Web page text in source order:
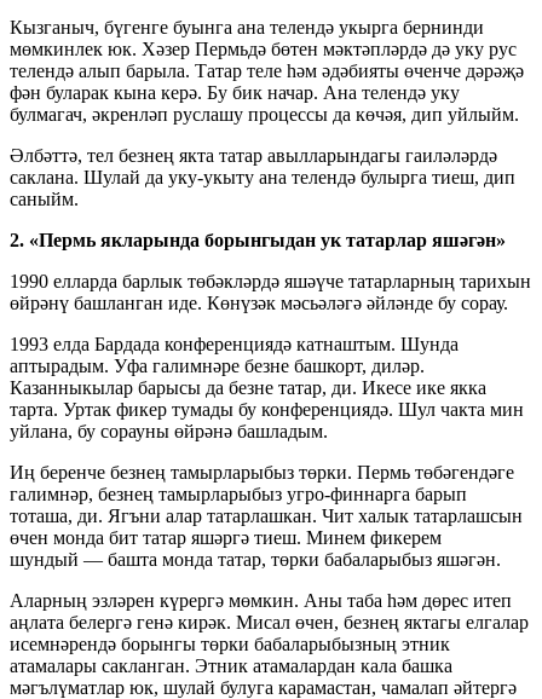
Кызганыч, бүгенге буынга ана телендә укырга бернинди
мөмкинлек юк. Хәзер Пермьдә бөтен мәктәпләрдә дә уку рус
телендә алып барыла. Татар теле һәм әдәбияты өченче дәрәҗә
фән буларак кына керә. Бу бик начар. Ана телендә уку
булмагач, әкренләп руслашу процессы да көчәя, дип уйлыйм.
Әлбәттә, тел безнең якта татар авылларындагы гаиләләрдә
саклана. Шулай да уку-укыту ана телендә булырга тиеш, дип
саныйм.
2. «Пермь якларында борынгыдан ук татарлар яшәгән»
1990 елларда барлык төбәкләрдә яшәүче татарларның тарихын
өйрәнү башланган иде. Көнүзәк мәсьәләгә әйләнде бу сорау.
1993 елда Бардада конференциядә катнаштым. Шунда
аптырадым. Уфа галимнәре безне башкорт, диләр.
Казанныкылар барысы да безне татар, ди. Икесе ике якка
тарта. Уртак фикер тумады бу конференциядә. Шул чакта мин
уйлана, бу сорауны өйрәнә башладым.
Иң беренче безнең тамырларыбыз төрки. Пермь төбәгендәге
галимнәр, безнең тамырларыбыз угро-финнарга барып
тоташа, ди. Ягъни алар татарлашкан. Чит халык татарлашсын
өчен монда бит татар яшәргә тиеш. Минем фикерем
шундый — башта монда татар, төрки бабаларыбыз яшәгән.
Аларның эзләрен күрергә мөмкин. Аны таба һәм дөрес итеп
аңлата белергә генә кирәк. Мисал өчен, безнең яктагы елгалар
исемнәрендә борынгы төрки бабаларыбызның этник
атамалары сакланган. Этник атамалардан кала башка
мәгълүматлар юк, шулай булуга карамастан, чамалап әйтергә